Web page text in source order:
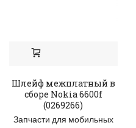
Шлейф межплатный в
сборе Nokia 6600f
(0269266)
Запчасти для мобильных